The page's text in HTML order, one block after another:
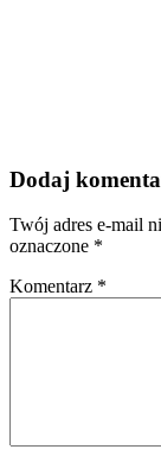
Dodaj
Twój adres e-mail
oznaczone *
Komentarz *